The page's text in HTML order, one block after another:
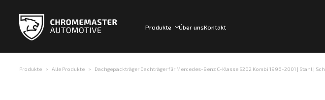
Produkte Über unsKontakt
Produkte Alle Produkte Dachgepäckträger Dachträger für Mercedes-Benz C-Klasse S202 Kombi 1996-2001 | Stahl |